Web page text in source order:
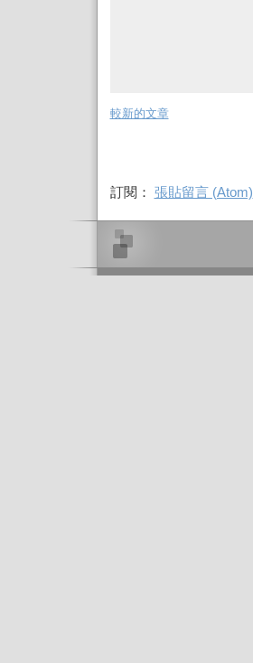
較新的文章
訂閱： 張貼留言 (Atom)